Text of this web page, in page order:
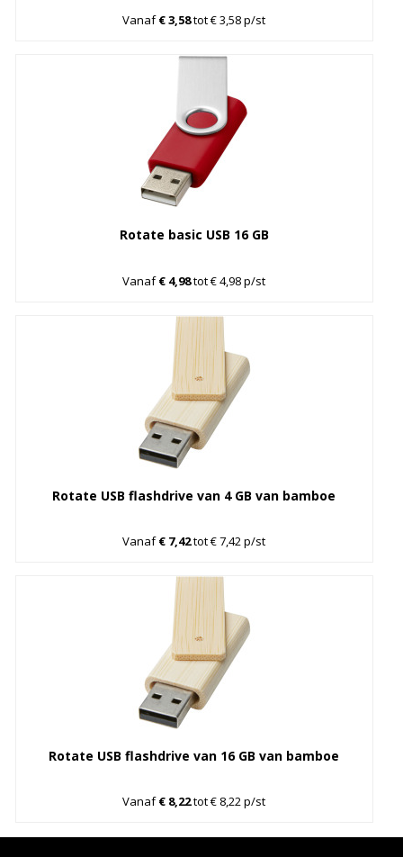
Vanaf€ 3,58tot € 3,58 p/st
Rotate basic USB 16 GB
Vanaf€ 4,98tot € 4,98 p/st
Rotate USB flashdrive van 4 GB van bamboe
Vanaf€ 7,42tot € 7,42 p/st
Rotate USB flashdrive van 16 GB van bamboe
Vanaf€ 8,22tot € 8,22 p/st